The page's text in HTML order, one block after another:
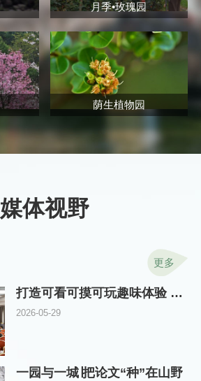
月季•玫瑰园
荫生植物园
媒体视野
更多
打造可看可摸可玩趣味体验 湖南林草科技周在省植物园启动
2026-05-29
一园与一城∣把论文“种”在山野